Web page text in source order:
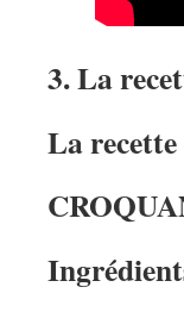
3. La
La